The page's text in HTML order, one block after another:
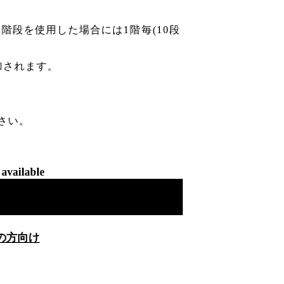
段を使用した場合には1階毎(10段
れます。
い。
方向け